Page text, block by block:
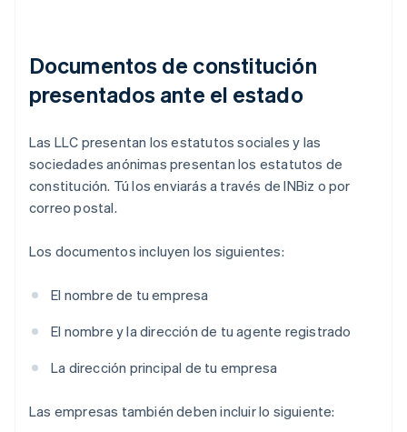
Documentos de constitución
presentados ante el estado
Las LLC presentan los estatutos sociales y las
sociedades anónimas presentan los estatutos de
constitución. Tú los enviarás a través de INBiz o por
correo postal.
Los documentos incluyen los siguientes:
El nombre de tu empresa
El nombre y la dirección de tu agente registrado
La dirección principal de tu empresa
Las empresas también deben incluir lo siguiente: